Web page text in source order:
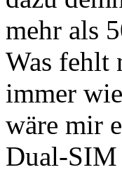
mehr als
Was fehlt
immer
wäre mir
Dual-SIM